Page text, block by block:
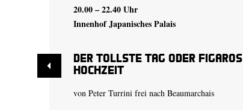
20.00 – 22.40 Uhr
Innenhof Japanisches Palais
Der tollste Tag oder Figaros
Hochzeit
von Peter Turrini frei nach Beaumarchais